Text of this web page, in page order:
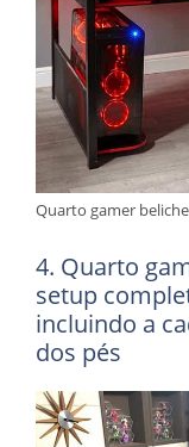
Quarto gamer beliche
4. Quarto
setup
incluindo a
dos pés